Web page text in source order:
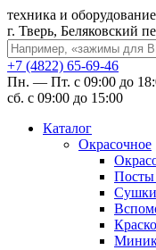
техника и
г. Тверь, Беляковский
+7 (4822) 65-69-46
Пн. — Пт. с 09:00 до
сб. с 09:00 до 15:00
Каталог
Окрасочное
Посты
Сушки